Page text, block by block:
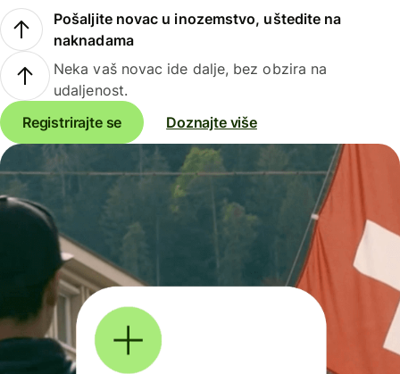
Pošaljite novac u inozemstvo, uštedite na
naknadama
Neka vaš novac ide dalje, bez obzira na
udaljenost.
Registrirajte se
Doznajte više